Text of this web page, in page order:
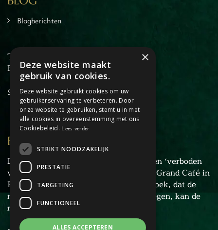
Blogberichten
T: +31 6 27 34 46 45
E:
info@dagjehorstaandemaas.nl
Sitemap
FORBIDDEN FLOOR
De recherche van Horst is gestuit op een ‘verboden
verdieping’ in het pand van Liesbeth’s Grand Café in
Horst. Door de omvang van het onderzoek, dat de
naam ‘Forbidden Floor’ heeft meegekregen, kan de
recherche het niet alleen af.
×
Deze website maakt
gebruik van cookies.
Deze website gebruikt cookies om uw
gebruikerservaring te verbeteren. Door
onze website te gebruiken, stemt u in met
alle cookies in overeenstemming met ons
Cookiebeleid. Lees verder
STRIKT NOODZAKELIJK
PRESTATIE
TARGETING
FUNCTIONEEL
ALLES ACCEPTEREN